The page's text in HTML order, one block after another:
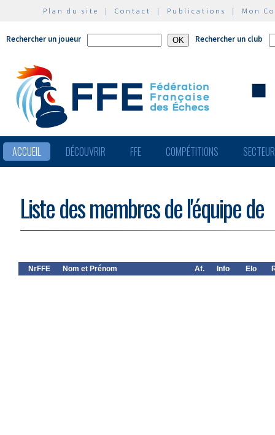
Plan du site | Contact | Publications | Mon
Rechercher un joueur Rechercher un club
ACCUEIL DÉCOUVRIR FFE COMPÉTITIONS
Liste des membres de l'équipe de
NrFFE Nom et Prénom Af. Info Elo